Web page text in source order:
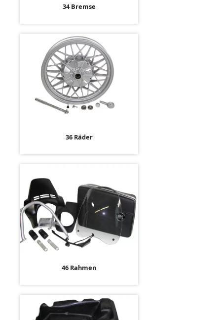
34 Bremse
36 Räder
46 Rahmen